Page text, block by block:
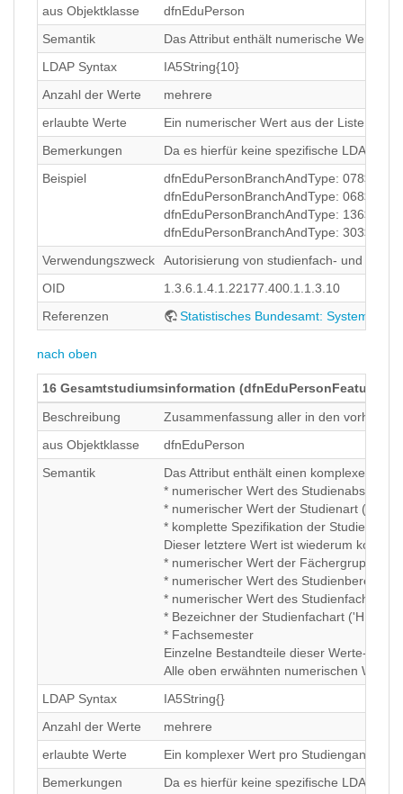
aus Objektklasse
dfnEduPerson
Semantik
Das Attribut enthält numerische Werte
LDAP Syntax
IA5String{10}
Anzahl der Werte
mehrere
erlaubte Werte
Ein numerischer Wert aus der Liste des
Bemerkungen
Da es hierfür keine spezifische LDAP-
Beispiel
dfnEduPersonBranchAndType: 078$HF
dfnEduPersonBranchAndType: 068$NF
dfnEduPersonBranchAndType: 136$NF
dfnEduPersonBranchAndType: 303$20
Verwendungszweck
Autorisierung von studienfach- und
OID
1.3.6.1.4.1.22177.400.1.1.3.10
Referenzen
Statistisches Bundesamt: Systematik
nach oben
16 Gesamtstudiumsinformation
Beschreibung
Zusammenfassung aller in den
aus Objektklasse
dfnEduPerson
Semantik
Das Attribut enthält einen komplexen
* numerischer Wert des
* numerischer Wert der Studienart (s.
* komplette Spezifikation der
Dieser letztere Wert ist wiederum
* numerischer Wert der Fächergruppe (s
* numerischer Wert des Studienbereichs
* numerischer Wert des Studienfachs (s.
* Bezeichner der Studienfachart ('HF',
* Fachsemester
Einzelne Bestandteile dieser Werte-
Alle oben erwähnten numerischen Werte
LDAP Syntax
IA5String{}
Anzahl der Werte
mehrere
erlaubte Werte
Ein komplexer Wert pro Studiengang mit
Bemerkungen
Da es hierfür keine spezifische LDAP-